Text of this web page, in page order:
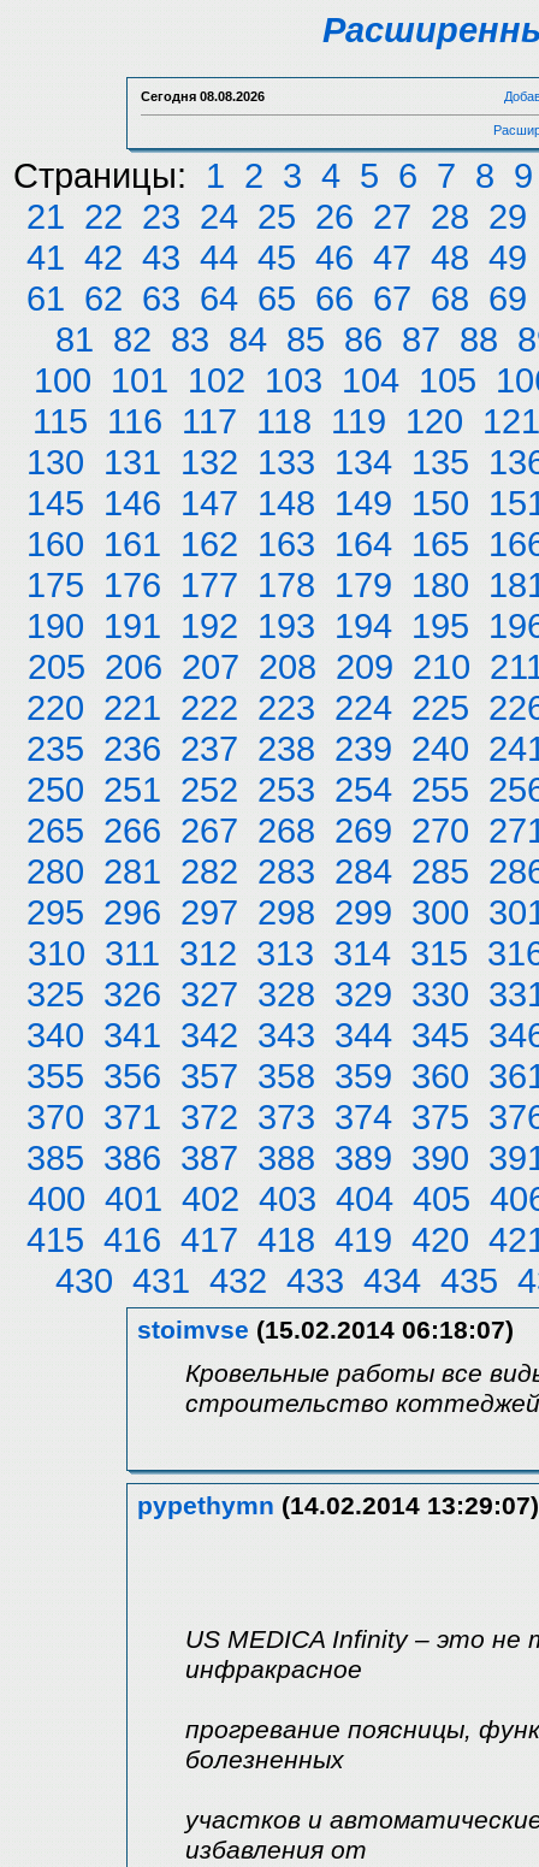
Сегодня 08.08.2026
Страницы: 1 2 3 4 5 6 7 8 9
21 22 23 24 25 26 27 28 29
41 42 43 44 45 46 47 48 49
61 62 63 64 65 66 67 68 69
81 82 83 84 85 86 87 88
100 101 102 103 104 105
115 116 117 118 119 120 121
130 131 132 133 134 135
145 146 147 148 149 150
160 161 162 163 164 165
175 176 177 178 179 180
190 191 192 193 194 195
205 206 207 208 209 210
220 221 222 223 224 225
235 236 237 238 239 240
250 251 252 253 254 255
265 266 267 268 269 270
280 281 282 283 284 285
295 296 297 298 299 300
310 311 312 313 314 315
325 326 327 328 329 330
340 341 342 343 344 345
355 356 357 358 359 360
370 371 372 373 374 375
385 386 387 388 389 390
400 401 402 403 404 405
415 416 417 418 419 420
430 431 432 433 434 435
stoimvse (15.02.2014 06:18:07)
Кровельные работы все
строительство
pypethymn (14.02.2014 13:29:07)
US MEDICA Infinity – это
инфракрасное
прогревание поясницы,
болезненных
участков и
избавления от